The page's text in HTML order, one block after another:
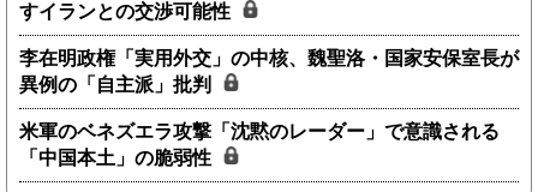
すイランとの交渉可能性
李在明政権「実用外交」の中核、魏聖洛・国家安保室長が
異例の「自主派」批判
米軍のベネズエラ攻撃「沈黙のレーダー」で意識される
「中国本土」の脆弱性